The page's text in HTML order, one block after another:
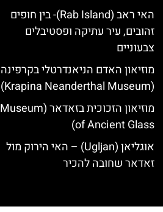
האי ראב (Rab Island)- בין חופים
זהובים, עיר עתיקה ופסטיבלים
צבעוניים
מוזיאון האדם הניאנדרטלי בקרפינה
(Krapina Neanderthal Museum)
מוזיאון הזכוכית בזאדאר (Museum
of Ancient Glass)
אוגליאן (Ugljan) – האי הירוק מול
זאדאר שחובה להכיר